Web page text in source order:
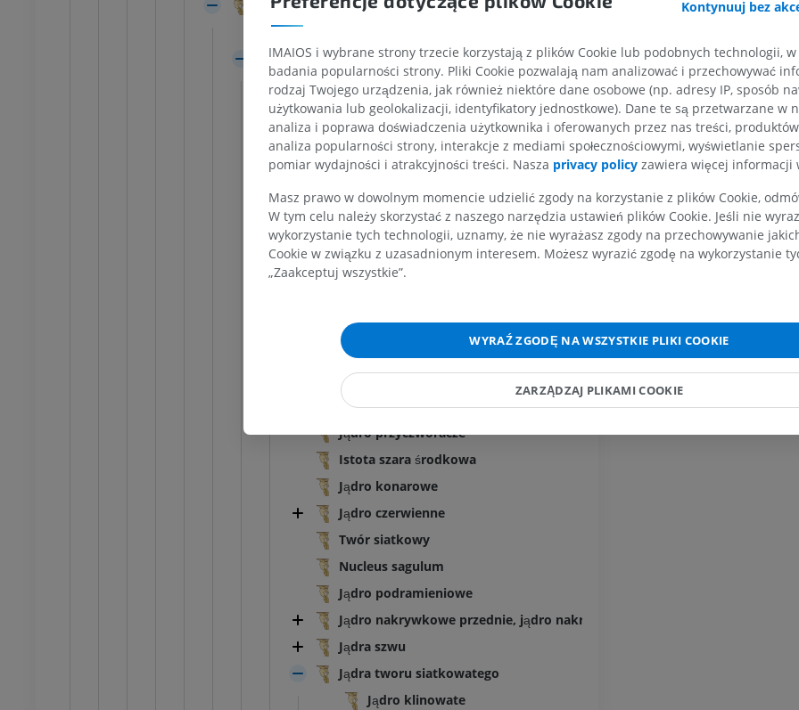
Konar mózgu
Bruzda boczna śródmózgowia
Nakrywka śródmózgowia
Trójkąt wstęgi bocznej
Istota biała
Istota szara
Jądro trójdzielne śródmózgowia
Jądro nerwu okoruchowego
Jądro nerwu okoruchowego: Jądro dodatkowe nerwu okoruchowego
Jądro śródmiąższowe
Jądro przedspoidłowe środkowe
Jądro międzykonarowe
Jądra dodatkowe pasma wzrokowego
Jądro nakrywkowe boczno-tylne; jądro nakrywkowe boczno-grzbietowe
Jądro nerwu bloczkowego
Jądro przyczworacze
Istota szara środkowa
Jądro konarowe
Jądro czerwienne
Twór siatkowy
Nucleus sagulum
Jądro podramieniowe
Jądro nakrywkowe przednie, jądro nakrywkowe brzuszne
Jądra szwu
Jądra tworu siatkowatego
Jądro klinowate
Kończyna dolna
Badanie TK stawu
skokowego i stopy
RM dłoni
PREMIUM
RTG kończyny górnej
Radiografia
PREMIUM
Ilustracje
PREMIUM
ZA DARMO
Człowieka
kolanowego
RM
PREMIUM
Artrografia TK
Artrogram TK
PREMIUM
RM kostki i
RM
PREMIUM
PREMIUM
Obraz CTA
Kontynuuj bez
IMAIOS i wybrane strony trzecie korzystają z plików Cookie lub podobnych technologii,
badania popularności strony. Pliki Cookie pozwalają nam analizować i przechowywać
rodzaj Twojego urządzenia, jak również niektóre dane osobowe (np. adresy IP, sposób
użytkowania lub geolokalizacji, identyfikatory jednostkowe). Dane te są przetwarzane w
analiza i poprawa doświadczenia użytkownika i oferowanych przez nas treści,
analiza popularności strony, interakcje z mediami społecznościowymi, wyświetlanie
pomiar wydajności i atrakcyjności treści. Nasza privacy policy zawiera więcej informacji
Masz prawo w dowolnym momencie udzielić zgody na korzystanie z plików Cookie,
W tym celu należy skorzystać z naszego narzędzia ustawień plików Cookie. Jeśli nie
wykorzystanie tych technologii, uznamy, że nie wyrażasz zgody na przechowywanie
Cookie w związku z uzasadnionym interesem. Możesz wyrazić zgodę na wykorzystanie
„Zaakceptuj wszystkie”.
WYRAŹ ZGODĘ NA WSZYSTKIE PLIKI COOKIE
ZARZĄDZAJ PLIKAMI COOKIE